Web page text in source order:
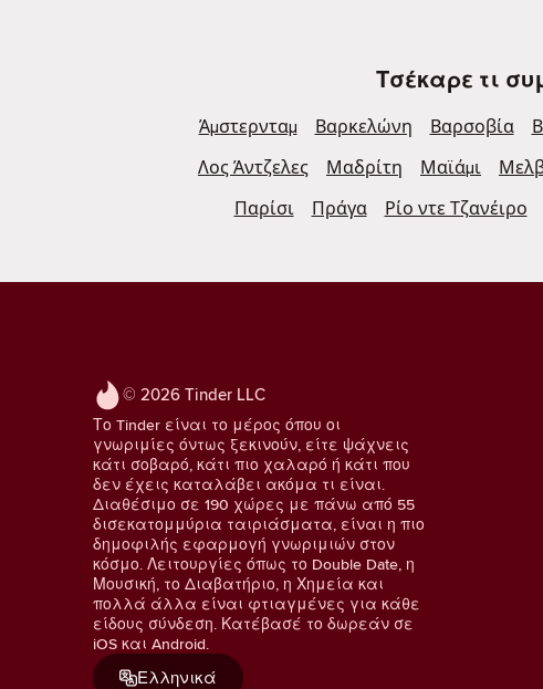
Τσέκαρε τι
Άμστερνταμ Βαρκελώνη Βαρσοβία
Λος Άντζελες
Μαδρίτη Μαϊάμι
Παρίσι
Πράγα Ρίο ντε Τζανέιρο
© 2026 Tinder LLC
Το Tinder είναι το μέρος όπου οι
γνωριμίες όντως ξεκινούν, είτε ψάχνεις
κάτι σοβαρό, κάτι πιο χαλαρό ή κάτι που
δεν έχεις καταλάβει ακόμα τι είναι.
Διαθέσιμο σε 190 χώρες με πάνω από 55
δισεκατομμύρια ταιριάσματα, είναι η πιο
δημοφιλής εφαρμογή γνωριμιών στον
κόσμο. Λειτουργίες όπως το Double Date, η
Μουσική, το Διαβατήριο, η Χημεία και
πολλά άλλα είναι φτιαγμένες για κάθε
είδους σύνδεση. Κατέβασέ το δωρεάν σε
iOS και Android.
Ελληνικά